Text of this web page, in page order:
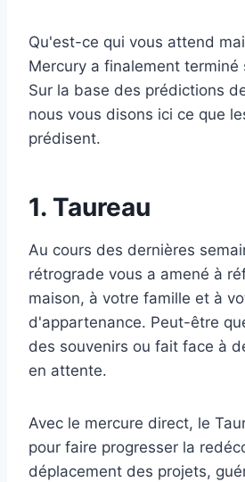
Qu'est-ce qui vous attend
Mercury a finalement terminé
Sur la base des prédictions
nous vous disons ici ce que
prédisent.
1. Taureau
Au cours des dernières
rétrograde vous a amené à
maison, à votre famille et à
d'appartenance. Peut-être
des souvenirs ou fait face à
en attente.
Avec le mercure direct, le
pour faire progresser la
déplacement des projets,